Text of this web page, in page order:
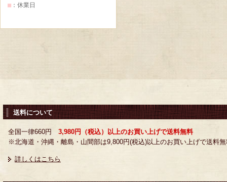
送料について
全国一律660円 3,980円（税込）以上のお買い上げで送料無料
※北海道・沖縄・離島・山間部は9,800円(税込)以上のお買い上げで送料
詳しくはこちら